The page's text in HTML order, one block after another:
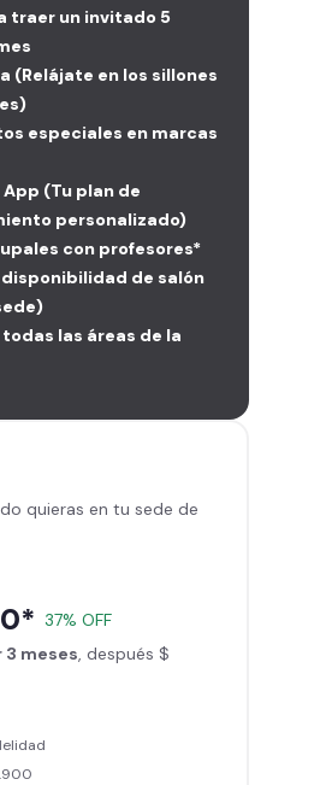
traer un invitado 5
(Relájate en los sillones
especiales en marcas
(Tu plan de
personalizado)
con profesores*
de salón
las áreas de la
quieras en tu sede de
37% OFF
3 meses , después $